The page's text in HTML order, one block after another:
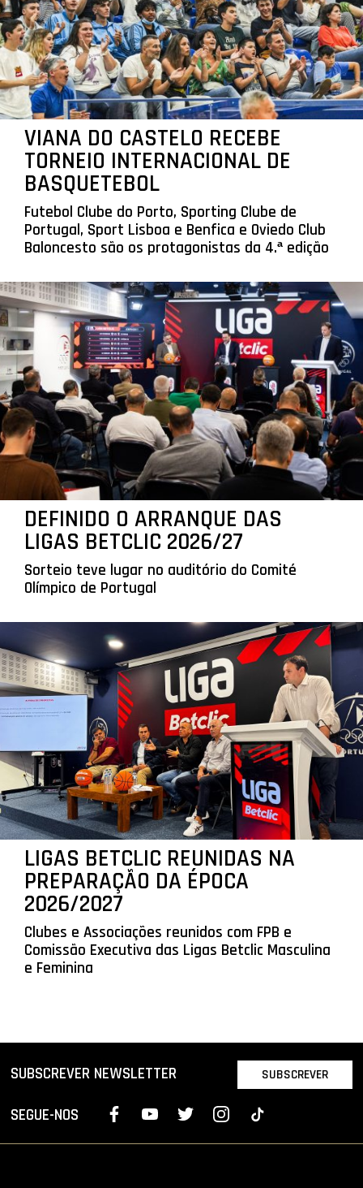
VIANA DO CASTELO RECEBE
TORNEIO INTERNACIONAL DE
BASQUETEBOL
Futebol Clube do Porto, Sporting Clube de
Portugal, Sport Lisboa e Benfica e Oviedo Club
Baloncesto são os protagonistas da 4.ª edição
DEFINIDO O ARRANQUE DAS
LIGAS BETCLIC 2026/27
Sorteio teve lugar no auditório do Comité
Olímpico de Portugal
LIGAS BETCLIC REUNIDAS NA
PREPARAÇÃO DA ÉPOCA
2026/2027
Clubes e Associações reunidos com FPB e
Comissão Executiva das Ligas Betclic Masculina
e Feminina
SUBSCREVER NEWSLETTER SUBSCREVER
SEGUE-NOS